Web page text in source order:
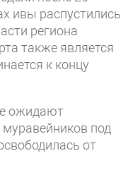
ивы распустились
региона
также является
к концу
ожидают
под
от